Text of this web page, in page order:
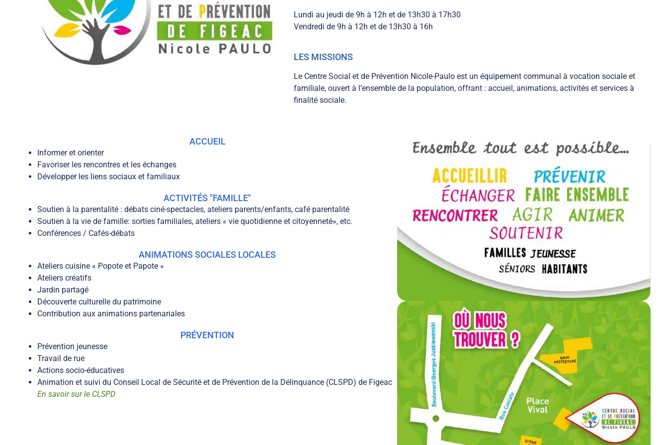
Lundi au jeudi de 9h à 12h et de 13h30 à 17h30
Vendredi de 9h à 12h et de 13h30 à 16h
LES MISSIONS
Le Centre Social et de Prévention Nicole-Paulo est un équipement communal à vocation sociale et
familiale, ouvert à l’ensemble de la population, offrant : accueil, animations, activités et services à
finalité sociale.
ACCUEIL
Informer et orienter
Favoriser les rencontres et les échanges
Développer les liens sociaux et familiaux
ACTIVITÉS "FAMILLE"
Soutien à la parentalité : débats ciné-spectacles, ateliers parents/enfants, café parentalité
Soutien à la vie de famille: sorties familiales, ateliers « vie quotidienne et citoyenneté», etc.
Conférences / Cafés-débats
ANIMATIONS SOCIALES LOCALES
Ateliers cuisine « Popote et Papote »
Ateliers créatifs
Jardin partagé
Découverte culturelle du patrimoine
Contribution aux animations partenariales
PRÉVENTION
Prévention jeunesse
Travail de rue
Actions socio-éducatives
Animation et suivi du Conseil Local de Sécurité et de Prévention de la Délinquance (CLSPD) de Figeac
En savoir sur le CLSPD